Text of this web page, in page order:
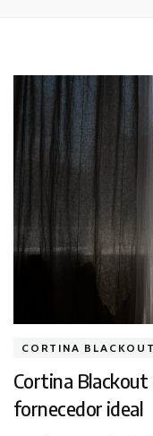
CORTINA BLACKOUT
Cortina Blackout
fornecedor ideal